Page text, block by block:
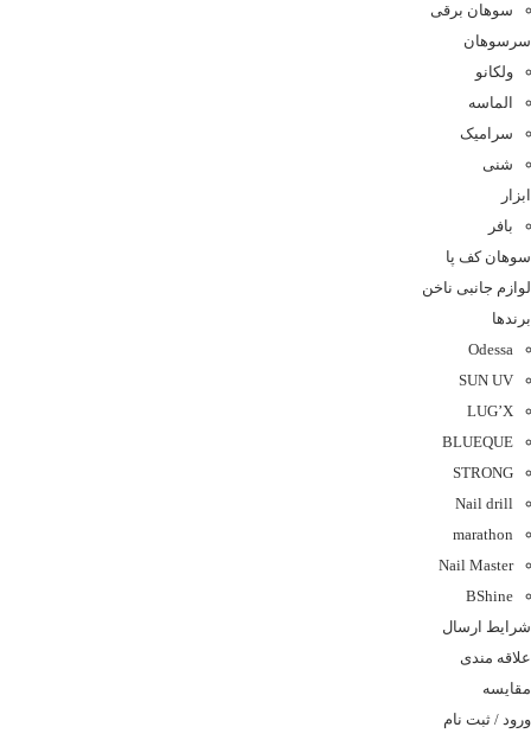
سوهان برقی
سرسوهان
ولکانو
الماسه
سرامیک
شنی
ابزار
بافر
سوهان کف پا
لوازم جانبی ناخن
برندها
Odessa
SUN UV
LUG’X
BLUEQUE
STRONG
Nail drill
marathon
Nail Master
BShine
شرایط ارسال
علاقه مندی
مقایسه
ورود / ثبت نام